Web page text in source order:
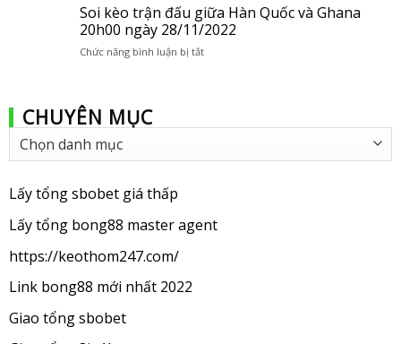
Lan
vs
2
kèo
trận
đấu
giữa
giờ
ngày
Soi kèo trận đấu giữa Hàn Quốc và Ghana
20h00 ngày 28/11/2022
Chức năng bình luận bị tắtở
giữa
Quốc
ngày
28/11/2022
CHUYÊN MỤC
Chuyên
mục
Lấy tổng sbobet giá thấp
Lấy tổng bong88 master agent
https://keothom247.com/
Link bong88 mới nhất 2022
Giao tổng sbobet